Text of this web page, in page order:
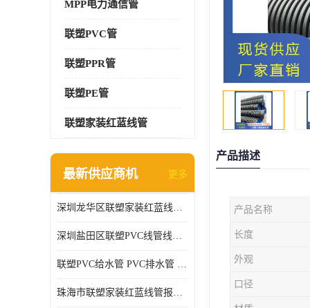
MPP电力通信管
联塑PVC管
联塑PPR管
联塑PE管
联塑家装红蓝线管
最新供应商机 更多
深圳龙华区联塑家装红蓝线管报价单
深圳盐田区联塑PVC线管线槽厂商 可零售批发
联塑PVC给水管 PVC排水管 PVC线管线槽
珠海市联塑家装红蓝线管报价表 联塑水管供货商
产品描述
产品名称
长度
外观
口径